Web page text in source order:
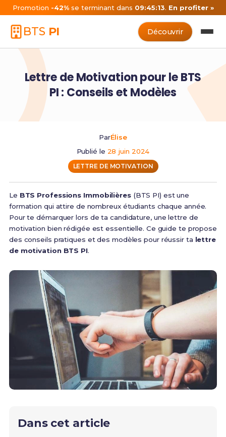
Promotion -42%se terminant dans 09:45:13. En profiter »
BTS PI Découvrir
Lettre de Motivation pour le BTS
PI : Conseils et Modèles
ParÉlise
Publié le 28 juin 2024
LETTRE DE MOTIVATION
Le BTS Professions Immobilières(BTS PI) est une
formation qui attire de nombreux étudiants chaque année.
Pour te démarquer lors de ta candidature, une lettre de
motivation bien rédigée est essentielle. Ce guide te propose
des conseils pratiques et des modèles pour réussir ta lettre
de motivation BTS PI.
Dans cet article